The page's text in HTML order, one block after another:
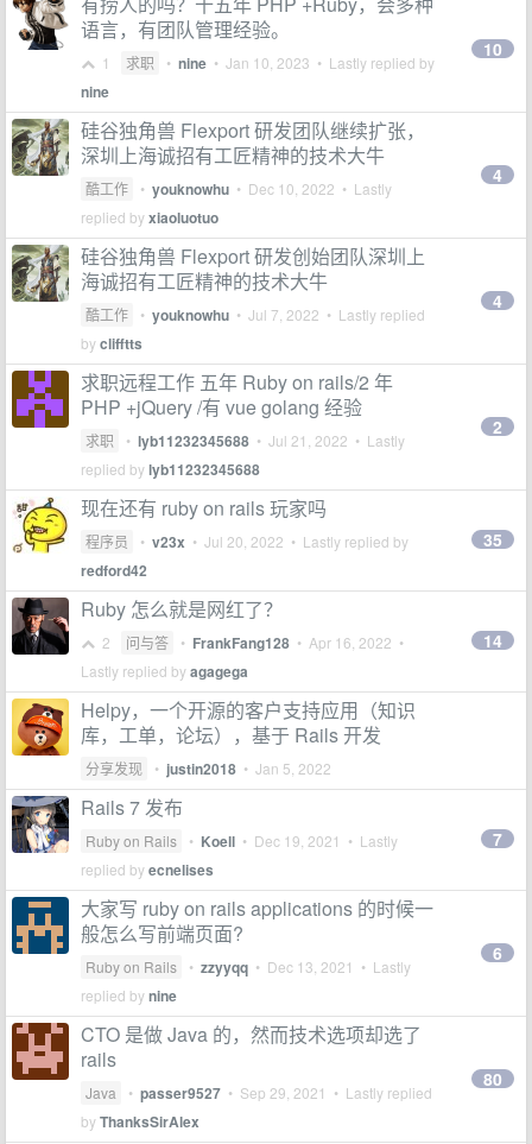
语言，有团队管理经验。
1 求职 • nine • Jan 10, 2023 • Lastly replied by
nine
10
硅谷独角兽 Flexport 研发团队继续扩张，
深圳上海诚招有工匠精神的技术大牛
酷工作 • youknowhu • Dec 10, 2022 • Lastly
replied byxiaoluotuo
4
硅谷独角兽 Flexport 研发创始团队深圳上
海诚招有工匠精神的技术大牛
酷工作 • youknowhu • Jul 7, 2022 • Lastly replied
byclifftts
4
求职远程工作 五年 Ruby on rails/2 年
PHP +jQuery /有 vue golang 经验
求职 • lyb11232345688 • Jul 21, 2022 • Lastly
replied bylyb11232345688
2
现在还有 ruby on rails 玩家吗
程序员 • v23x • Jul 20, 2022 • Lastly replied by
redford42
35
Ruby 怎么就是网红了？
2 问与答 • FrankFang128 • Apr 16, 2022 •
Lastly replied byagagega
14
Helpy，一个开源的客户支持应用（知识
库，工单，论坛），基于 Rails 开发
分享发现 • justin2018 • Jan 5, 2022
Rails 7 发布
Ruby on Rails • Koell • Dec 19, 2021 • Lastly
replied byecnelises
7
大家写 ruby on rails applications 的时候一
般怎么写前端页面?
Ruby on Rails • zzyyqq • Dec 13, 2021 • Lastly
replied bynine
6
CTO 是做 Java 的，然而技术选项却选了
rails
Java • passer9527 • Sep 29, 2021 • Lastly replied
byThanksSirAlex
80